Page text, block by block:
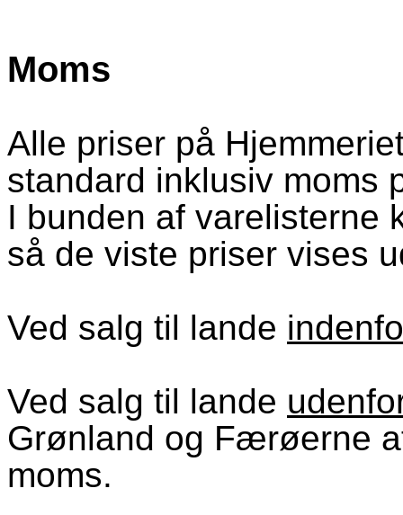
Moms
Alle priser på
standard inklusiv moms
I bunden af varelisterne
så de viste priser vises
Ved salg til lande
Ved salg til lande
Grønland og Færøerne
moms.